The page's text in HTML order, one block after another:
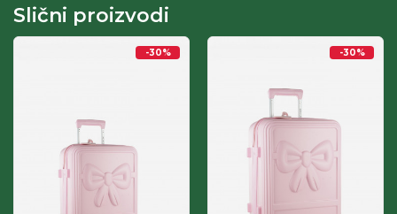
Slični proizvodi
-30% -30%